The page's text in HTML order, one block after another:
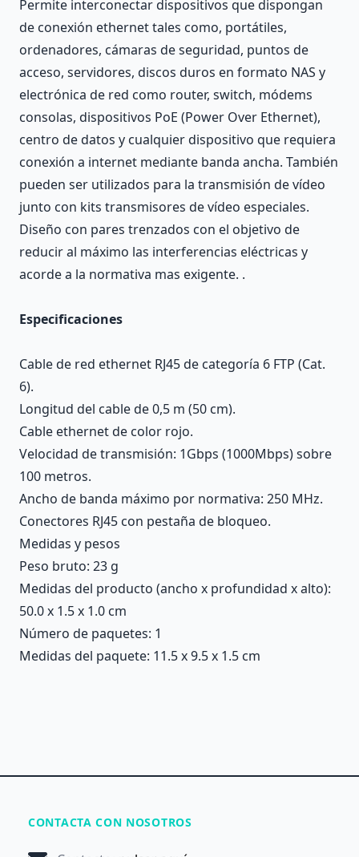
Permite interconectar dispositivos que dispongan
de conexión ethernet tales como, portátiles,
ordenadores, cámaras de seguridad, puntos de
acceso, servidores, discos duros en formato NAS y
electrónica de red como router, switch, módems
consolas, dispositivos PoE (Power Over Ethernet),
centro de datos y cualquier dispositivo que requiera
conexión a internet mediante banda ancha. También
pueden ser utilizados para la transmisión de vídeo
junto con kits transmisores de vídeo especiales.
Diseño con pares trenzados con el objetivo de
reducir al máximo las interferencias eléctricas y
acorde a la normativa mas exigente. .
Especificaciones
Cable de red ethernet RJ45 de categoría 6 FTP (Cat.
6).
Longitud del cable de 0,5 m (50 cm).
Cable ethernet de color rojo.
Velocidad de transmisión: 1Gbps (1000Mbps) sobre
100 metros.
Ancho de banda máximo por normativa: 250 MHz.
Conectores RJ45 con pestaña de bloqueo.
Medidas y pesos
Peso bruto: 23 g
Medidas del producto (ancho x profundidad x alto):
50.0 x 1.5 x 1.0 cm
Número de paquetes: 1
Medidas del paquete: 11.5 x 9.5 x 1.5 cm
CONTACTA CON NOSOTROS